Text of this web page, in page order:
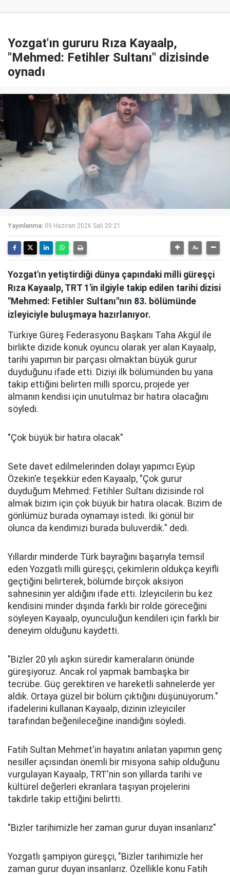
Yozgat'ın gururu Rıza Kayaalp,
"Mehmed: Fetihler Sultanı" dizisinde
oynadı
Yayınlanma: 09 Haziran 2026 Salı 20:21
Yozgat'ın yetiştirdiği dünya çapındaki milli güreşçi
Rıza Kayaalp, TRT 1'in ilgiyle takip edilen tarihi dizisi
"Mehmed: Fetihler Sultanı"nın 83. bölümünde
izleyiciyle buluşmaya hazırlanıyor.
Türkiye Güreş Federasyonu Başkanı Taha Akgül ile
birlikte dizide konuk oyuncu olarak yer alan Kayaalp,
tarihi yapımın bir parçası olmaktan büyük gurur
duyduğunu ifade etti. Diziyi ilk bölümünden bu yana
takip ettiğini belirten milli sporcu, projede yer
almanın kendisi için unutulmaz bir hatıra olacağını
söyledi.
"Çok büyük bir hatıra olacak"
Sete davet edilmelerinden dolayı yapımcı Eyüp
Özekin'e teşekkür eden Kayaalp, "Çok gurur
duyduğum Mehmed: Fetihler Sultanı dizisinde rol
almak bizim için çok büyük bir hatıra olacak. Bizim de
gönlümüz burada oynamayı istedi. İki gönül bir
olunca da kendimizi burada buluverdik." dedi.
Yıllardır minderde Türk bayrağını başarıyla temsil
eden Yozgatlı milli güreşçi, çekimlerin oldukça keyifli
geçtiğini belirterek, bölümde birçok aksiyon
sahnesinin yer aldığını ifade etti. İzleyicilerin bu kez
kendisini minder dışında farklı bir rolde göreceğini
söyleyen Kayaalp, oyunculuğun kendileri için farklı bir
deneyim olduğunu kaydetti.
"Bizler 20 yılı aşkın süredir kameraların önünde
güreşiyoruz. Ancak rol yapmak bambaşka bir
tecrübe. Güç gerektiren ve hareketli sahnelerde yer
aldık. Ortaya güzel bir bölüm çıktığını düşünüyorum."
ifadelerini kullanan Kayaalp, dizinin izleyiciler
tarafından beğenileceğine inandığını söyledi.
Fatih Sultan Mehmet'in hayatını anlatan yapımın genç
nesiller açısından önemli bir misyona sahip olduğunu
vurgulayan Kayaalp, TRT'nin son yıllarda tarihi ve
kültürel değerleri ekranlara taşıyan projelerini
takdirle takip ettiğini belirtti.
"Bizler tarihimizle her zaman gurur duyan insanlarız"
Yozgatlı şampiyon güreşçi, "Bizler tarihimizle her
zaman gurur duyan insanlarız. Özellikle konu Fatih